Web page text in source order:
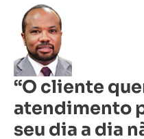
“O cliente
atendimento
seu dia a dia
“O
cliente
quer
canais
de
atendimento
práticos,
pois
seu
dia
a
dia
não
permite